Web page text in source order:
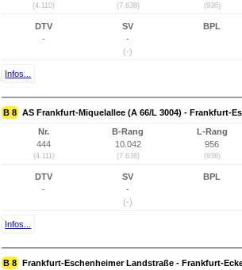
(4.110) (7.638) (936)
DTV
-
SV
-
(-)
BPL
Infos...
B 8 AS Frankfurt-Miquelallee (A 66/L 3004) - Frankfurt-
Nr.
444
(4.111)
B-Rang
10.042
(7.638)
L-Rang
956
(936)
DTV
-
SV
-
(-)
BPL
Infos...
B 8 Frankfurt-Eschenheimer Landstraße - Frankfurt-